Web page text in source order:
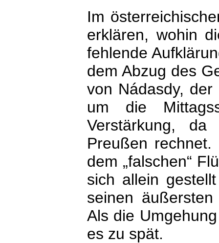
Im
erklären, wohin
fehlende
dem Abzug des
von Nádasdy,
um die
Verstärkung,
Preußen
dem „falschen“
sich allein
seinen
Als die
es zu spät.